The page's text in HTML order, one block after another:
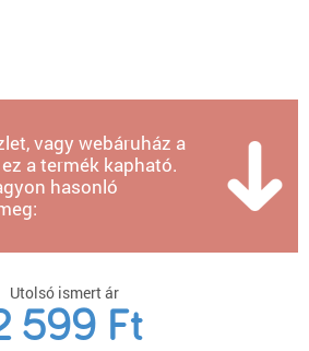
vagy webáruház a
a termék kapható.
hasonló
Utolsó ismert ár
599 Ft